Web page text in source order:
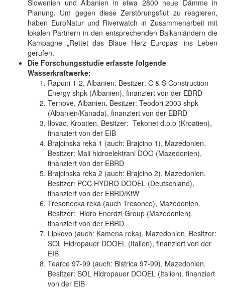
Slowenien und Albanien in etwa 2800 neue Dämme in
Planung. Um gegen diese Zerstörungsflut zu reagieren,
haben EuroNatur und Riverwatch in Zusammenarbeit mit
lokalen Partnern in den entsprechenden Balkanländern die
Kampagne „Rettet das Blaue Herz Europas“ ins Leben
gerufen.
Die Forschungsstudie erfasste folgende
Wasserkraftwerke:
Rapuni 1-2, Albanien. Besitzer: C & S Construction
Energy shpk (Albanien), finanziert von der EBRD
Ternove, Albanien. Besitzer: Teodori 2003 shpk
(Albanien/Kanada), finanziert von der EBRD
Ilovac, Kroatien. Besitzer: Tekonet d.o.o (Kroatien),
finanziert von der EIB
Brajcinska reka 1 (auch: Brajcino 1), Mazedonien.
Besitzer: Mali hidroelektrani DOO (Mazedonien),
finanziert von der EBRD
Brajcinska reka 2 (auch: Brajcino 2), Mazedonien.
Besitzer: PCC HYDRO DOOEL (Deutschland),
finanziert von der EBRD/KfW
Tresonecka reka (auch Tresonce), Mazedonien.
Besitzer: Hidro Enerdzi Group (Mazedonien),
finanziert von der EBRD
Lipkovo (auch: Kamena reka), Mazedonien. Besitzer:
SOL Hidropauer DOOEL (Italien), finanziert von der
EIB
Tearce 97-99 (auch: Bistrica 97-99), Mazedonien.
Besitzer: SOL Hidropauer DOOEL (Italien), finanziert
von der EIB